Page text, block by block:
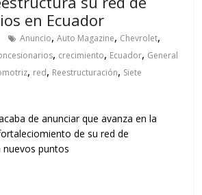
en Ecuador
Anuncio,Auto Magazine, Chevrolet,
, crecimiento, Ecuador, General
, red, Reestructuración, Siete
de anunciar que avanza en la
de su red de
puntos